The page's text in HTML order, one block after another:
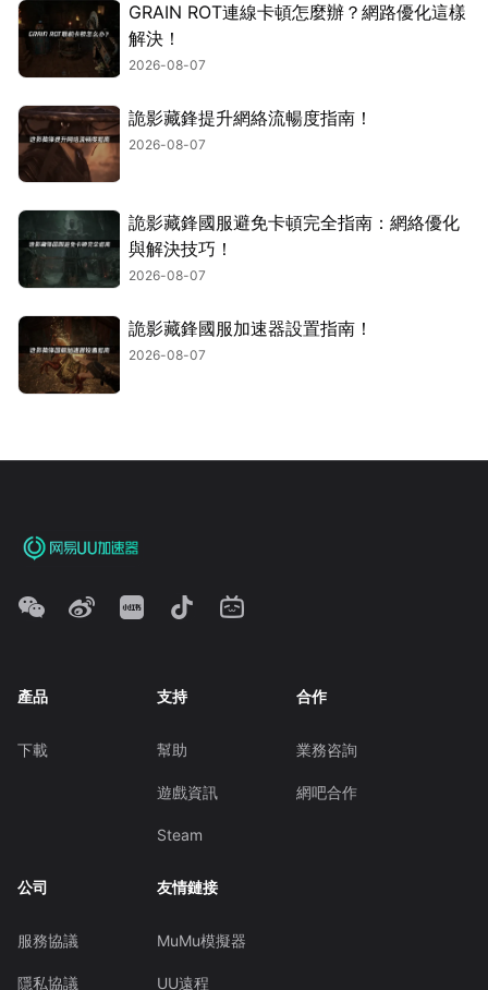
GRAIN ROT連線卡頓怎麼辦？網路優化這樣
解決！
2026-08-07
詭影藏鋒提升網絡流暢度指南！
2026-08-07
詭影藏鋒國服避免卡頓完全指南：網絡優化
與解決技巧！
2026-08-07
詭影藏鋒國服加速器設置指南！
2026-08-07
產品
下載
支持
幫助
遊戲資訊
Steam
合作
業務咨詢
網吧合作
公司
服務協議
隱私協議
友情鏈接
MuMu模擬器
UU遠程